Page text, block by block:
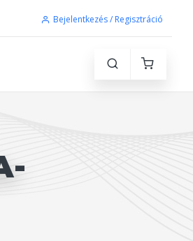
Bejelentkezés / Regisztráció